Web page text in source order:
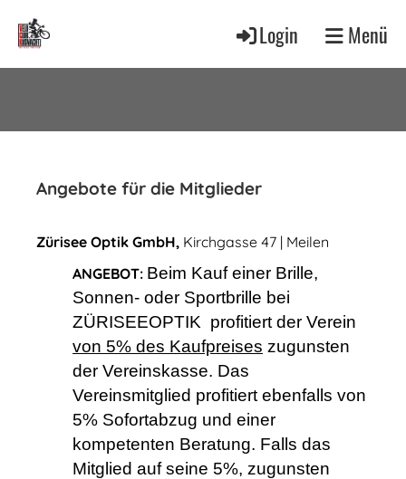
Login Menü
Angebote für die Mitglieder
Zürisee Optik GmbH, Kirchgasse 47 | Meilen
ANGEBOT: Beim Kauf einer Brille,
Sonnen- oder Sportbrille bei
ZÜRISEEOPTIK profitiert der Verein
von 5% des Kaufpreises zugunsten
der Vereinskasse. Das
Vereinsmitglied profitiert ebenfalls von
5% Sofortabzug und einer
kompetenten Beratung. Falls das
Mitglied auf seine 5%, zugunsten